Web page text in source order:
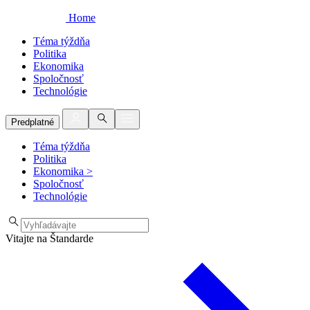
Home
Téma týždňa
Politika
Ekonomika
Spoločnosť
Technológie
Predplatné
Téma týždňa
Politika
Ekonomika >
Spoločnosť
Technológie
Vitajte na Štandarde